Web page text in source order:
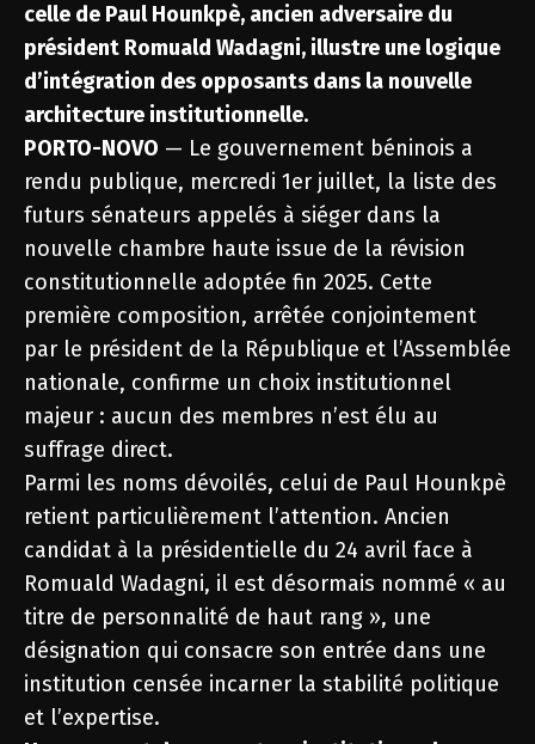
celle de Paul Hounkpè, ancien adversaire du
président Romuald Wadagni, illustre une logique
d’intégration des opposants dans la nouvelle
architecture institutionnelle.
PORTO-NOVO — Le gouvernement béninois a
rendu publique, mercredi 1er juillet, la liste des
futurs sénateurs appelés à siéger dans la
nouvelle chambre haute issue de la révision
constitutionnelle adoptée fin 2025. Cette
première composition, arrêtée conjointement
par le président de la République et l’Assemblée
nationale, confirme un choix institutionnel
majeur : aucun des membres n’est élu au
suffrage direct.
Parmi les noms dévoilés, celui de Paul Hounkpè
retient particulièrement l’attention. Ancien
candidat à la présidentielle du 24 avril face à
Romuald Wadagni, il est désormais nommé « au
titre de personnalité de haut rang », une
désignation qui consacre son entrée dans une
institution censée incarner la stabilité politique
et l’expertise.